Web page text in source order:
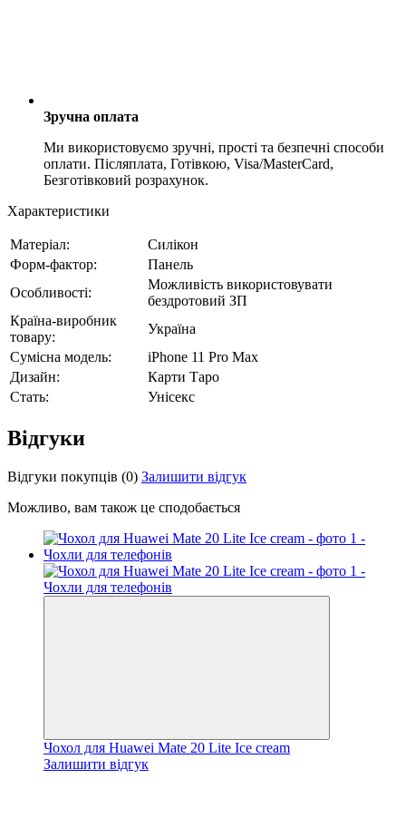
Зручна оплата
Ми використовуємо зручні, прості та безпечні способи
оплати. Післяплата, Готівкою, Visa/MasterCard,
Безготівковий розрахунок.
Характеристики
Матеріал:
Силікон
Форм-фактор:
Панель
Особливості:
Можливість використовувати
бездротовий ЗП
Країна-виробник
товару:
Україна
Сумісна модель:
iPhone 11 Pro Max
Дизайн:
Карти Таро
Стать:
Унісекс
Відгуки
Відгуки покупців (0) Залишити відгук
Можливо, вам також це сподобається
Чохол для Huawei Mate 20 Lite Ice cream
Залишити відгук